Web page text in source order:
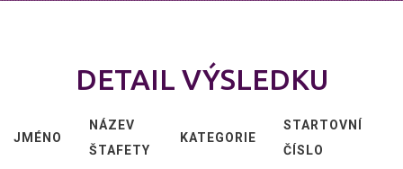
DETAIL VÝSLEDKU
JMÉNO
NÁZEV
ŠTAFETY
KATEGORIE
STARTOVNÍ
ČÍSLO